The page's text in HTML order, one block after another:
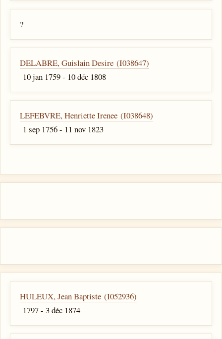
?
DELABRE, Guislain Desire (I038647)
10 jan 1759 - 10 déc 1808
LEFEBVRE, Henriette Irenee (I038648)
1 sep 1756 - 11 nov 1823
HULEUX, Jean Baptiste (I052936)
1797 - 3 déc 1874